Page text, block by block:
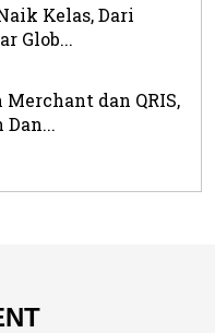
Kelas, Dari
Glob...
dan QRIS,